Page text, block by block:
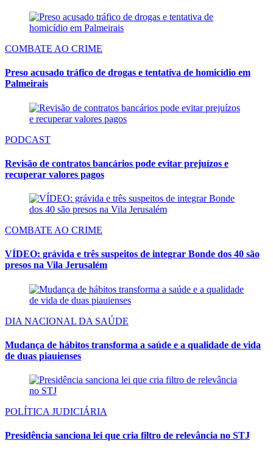
COMBATE AO CRIME
Preso acusado tráfico de drogas e tentativa de homicídio em
Palmeirais
PODCAST
Revisão de contratos bancários pode evitar prejuízos e
recuperar valores pagos
COMBATE AO CRIME
VÍDEO: grávida e três suspeitos de integrar Bonde dos 40 são
presos na Vila Jerusalém
DIA NACIONAL DA SAÚDE
Mudança de hábitos transforma a saúde e a qualidade de vida
de duas piauienses
POLÍTICA JUDICIÁRIA
Presidência sanciona lei que cria filtro de relevância no STJ